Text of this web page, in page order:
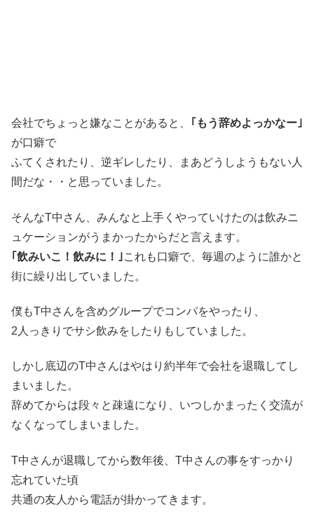
会社でちょっと嫌なことがあると、
｢もう辞めよっかなー｣
が口癖で
ふてくされたり、逆ギレしたり、まあどうしようもない人
間だな・・と思っていました。
そんなT中さん、みんなと上手くやっていけたのは飲みニ
ュケーションがうまかったからだと言えます。
｢飲みいこ！飲みに！｣これも口癖で、毎週のように誰かと
街に繰り出していました。
僕もT中さんを含めグループでコンパをやったり、
2人っきりでサシ飲みをしたりもしていました。
しかし底辺のT中さんはやはり約半年で会社を退職してし
まいました。
辞めてからは段々と疎遠になり、いつしかまったく交流が
なくなってしまいました。
T中さんが退職してから数年後、T中さんの事をすっかり
忘れていた頃
共通の友人から電話が掛かってきます。